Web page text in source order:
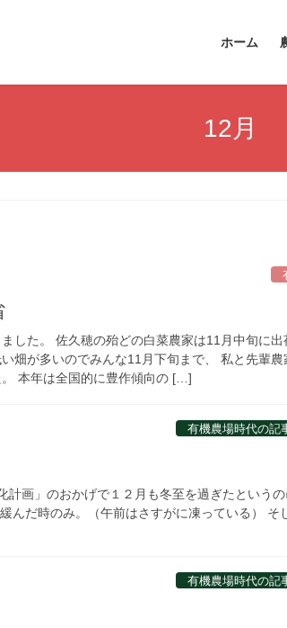
ホーム
12月
した。 佐久穂の殆どの白菜農家は11月中旬に出
畑が多いのでみんな11月下旬まで、 私と先輩
本年は全国的に豊作傾向の […]
有機農場時代の記
計画」のおかげで１２月も冬至を過ぎたという
んだ時のみ。（午前はさすがに凍っている） そ
有機農場時代の記